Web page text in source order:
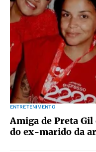
ENTRETENIMENTO
Amiga de Preta
do ex-marido da